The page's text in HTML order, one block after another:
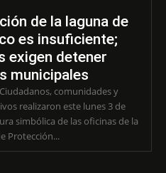
de la laguna de
es insuficiente;
exigen detener
municipales
comunidades y
realizaron este lunes 3 de
simbólica de las oficinas de la
Protección...